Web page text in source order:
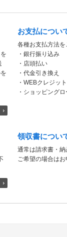
お支払につい
各種お支払方法
・銀行振り込み
・店頭払い
・代金引き換え
・WEBクレジッ
・ショッピング
領収書につい
通常は請求書・
ご希望の場合は